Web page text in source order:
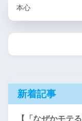
本心
新着記事
【「なぜかモテ